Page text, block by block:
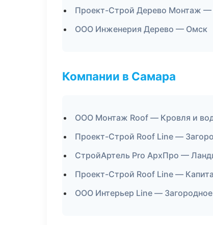
Проект-Строй Дерево Монтаж —
ООО Инженерия Дерево — Омск
Компании в Самара
ООО Монтаж Roof — Кровля и
Проект-Строй Roof Line —
СтройАртель Pro АрхПро —
Проект-Строй Roof Line —
ООО Интерьер Line — Загородное